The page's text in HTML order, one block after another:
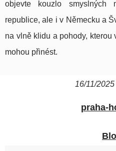
objevte kouzlo
republice, ale i v Německu a
na vlně klidu a pohody, kterou
mohou přinést.
16/11/
praha-